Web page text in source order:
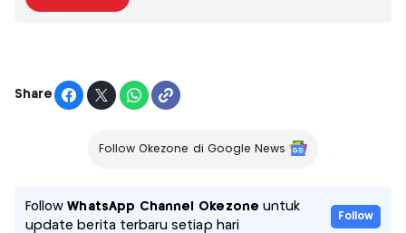
Share
Follow Okezone di Google News
FollowWhatsApp Channel Okezone untuk
update berita terbaru setiap hari
Follow